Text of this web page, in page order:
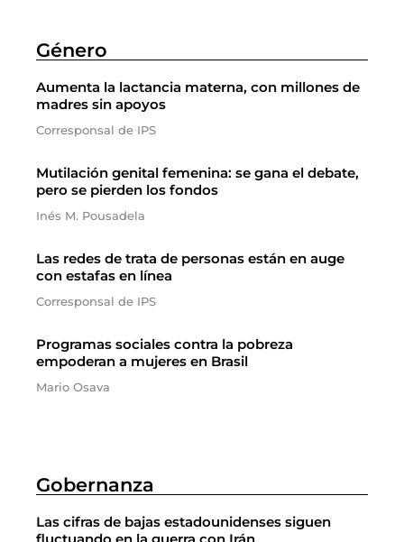
Género
Aumenta la lactancia materna, con millones de
madres sin apoyos
Corresponsal de IPS
Mutilación genital femenina: se gana el debate,
pero se pierden los fondos
Inés M. Pousadela
Las redes de trata de personas están en auge
con estafas en línea
Corresponsal de IPS
Programas sociales contra la pobreza
empoderan a mujeres en Brasil
Mario Osava
Gobernanza
Las cifras de bajas estadounidenses siguen